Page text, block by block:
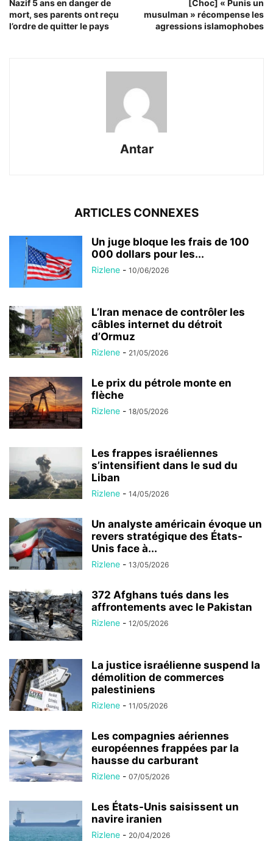
Nazif 5 ans en danger de
mort, ses parents ont reçu
l’ordre de quitter le pays
[Choc] « Punis un
musulman » récompense les
agressions islamophobes
Antar
ARTICLES CONNEXES
Un juge bloque les frais de 100
000 dollars pour les...
Rizlene - 10/06/2026
L’Iran menace de contrôler les
câbles internet du détroit
d’Ormuz
Rizlene - 21/05/2026
Le prix du pétrole monte en
flèche
Rizlene - 18/05/2026
Les frappes israéliennes
s’intensifient dans le sud du
Liban
Rizlene - 14/05/2026
Un analyste américain évoque un
revers stratégique des États-
Unis face à...
Rizlene - 13/05/2026
372 Afghans tués dans les
affrontements avec le Pakistan
Rizlene - 12/05/2026
La justice israélienne suspend la
démolition de commerces
palestiniens
Rizlene - 11/05/2026
Les compagnies aériennes
européennes frappées par la
hausse du carburant
Rizlene - 07/05/2026
Les États-Unis saisissent un
navire iranien
Rizlene - 20/04/2026